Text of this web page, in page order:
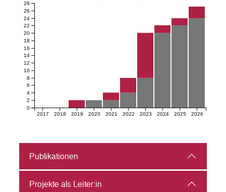
2017 2018 2019 2020 2021 2022 2023 2024 2025 2026
0
2
4
6
8
10
12
14
16
18
20
22
24
26
28
Publikationen
Projekte als Leiter:in